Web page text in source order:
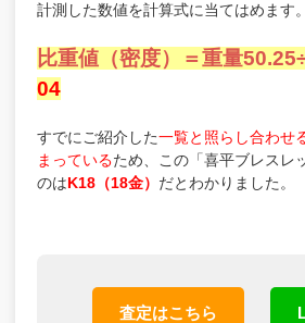
計測した数値を計算式に当てはめます。
比重値（密度）＝重量
04
すでにご紹介した一覧と照らし合わせ
まっているため、この「喜平ブレスレ
のはK18（18金） だとわかりました。
査定はこちら